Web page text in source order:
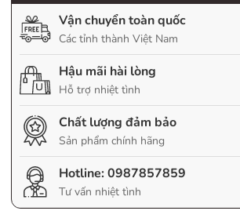
Vận chuyển toàn quốc
Các tỉnh thành Việt Nam
Hậu mãi hài lòng
Hỗ trợ nhiệt tình
Chất lượng đảm bảo
Sản phẩm chính hãng
Hotline:0987857859
Tư vấn nhiệt tình